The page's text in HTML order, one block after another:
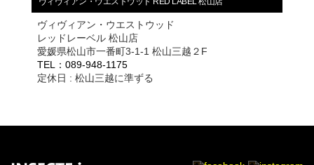
ヴィヴィアン・ウエストウッド
レッドレーベル 松山店
愛媛県松山市一番町3-1-1 松山三越２F
TEL：089-948-1175
定休日 : 松山三越に準ずる